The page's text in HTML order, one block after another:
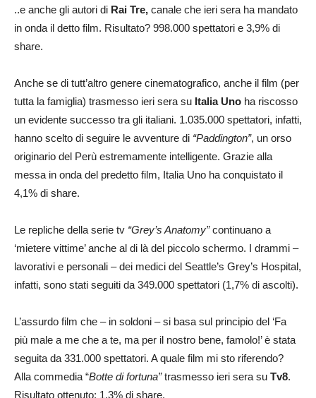
..e anche gli autori di Rai Tre, canale che ieri sera ha mandato
in onda il detto film. Risultato? 998.000 spettatori e 3,9% di
share.
Anche se di tutt’altro genere cinematografico, anche il film (per
tutta la famiglia) trasmesso ieri sera su Italia Uno ha riscosso
un evidente successo tra gli italiani. 1.035.000 spettatori, infatti,
hanno scelto di seguire le avventure di “Paddington”, un orso
originario del Perù estremamente intelligente. Grazie alla
messa in onda del predetto film, Italia Uno ha conquistato il
4,1% di share.
Le repliche della serie tv “Grey’s Anatomy”continuano a
‘mietere vittime’ anche al di là del piccolo schermo. I drammi –
lavorativi e personali – dei medici del Seattle’s Grey’s Hospital,
infatti, sono stati seguiti da 349.000 spettatori (1,7% di ascolti).
L’assurdo film che – in soldoni – si basa sul principio del ‘Fa
più male a me che a te, ma per il nostro bene, famolo!’ è stata
seguita da 331.000 spettatori. A quale film mi sto riferendo?
Alla commedia “Botte di fortuna”trasmesso ieri sera su Tv8.
Risultato ottenuto: 1,3% di share.